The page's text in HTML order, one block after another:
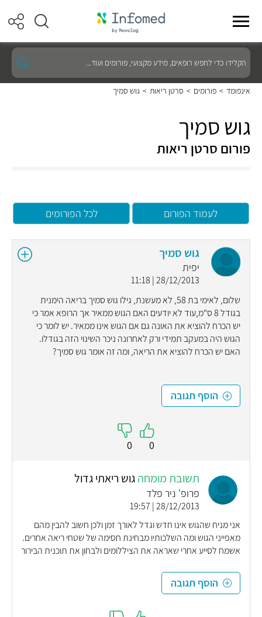
הקלידו
כדי
לחפש
רופאים,
מידע
ועוד...
אינפומד > פורומים > סרטן ריאות > גוש סמיך
גוש סמיך
פורום סרטן ריאות
לעמוד הפורום לכל הפורומים
גוש סמיך
יפית
28/12/2013 | 11:18
שלום, לאימי בת 58, לא מעשנת, גילו גוש סמיך בריאה הימנית
בגודל 8 ס"מ,עוד לא יודעים האם הגוש ממאיר אך הרופא אמר כי
יש הכרח להוציא את האונה גם אם הגוש אינו ממאיר. יש לומר כי
הגוש היה במעקב תמידי ורק לאחרונה ניכר השינוי הזה בגודלו.
האם יש הכרח להוציא את הריאה, ומה זה אומר גוש סמיך?
הוסף תגובה
0
0
תשובת מומחהגוש ריאתי גדול
פרופ' ניר פלד
28/12/2013 | 19:57
אני מניח שהגוש אינו חדש וגדל לאורך זמן ולכן חשוב להבין מהם
מאפייני הגוש ומה השלכותיו מבחינת חסימה של שטחי ריאה אחרים.
אשמח לסייע אחרי שאראה את הציללומים ולבחון את תוכנית הבירור
הוסף תגובה